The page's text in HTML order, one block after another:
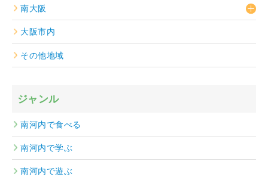
南大阪
大阪市内
その他地域
ジャンル
南河内で食べる
南河内で学ぶ
南河内で遊ぶ